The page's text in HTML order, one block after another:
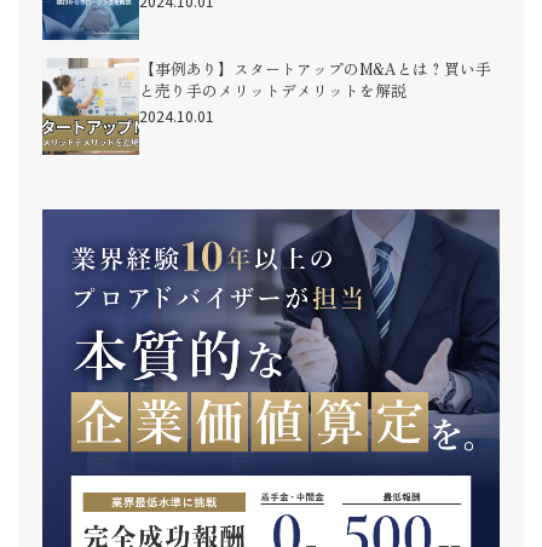
【事例あり】スタートアップのM&Aとは？買い手
と売り手のメリットデメリットを解説
2024.10.01